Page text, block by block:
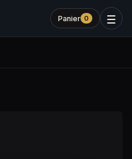
Panier 0